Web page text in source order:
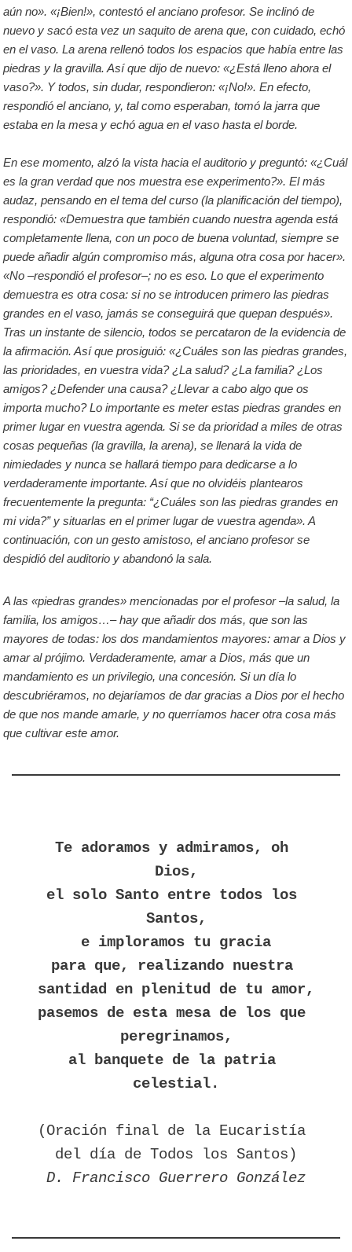
aún no». «¡Bien!», contestó el anciano profesor. Se inclinó de
nuevo y sacó esta vez un saquito de arena que, con cuidado, echó
en el vaso. La arena rellenó todos los espacios que había entre las
piedras y la gravilla. Así que dijo de nuevo: «¿Está lleno ahora el
vaso?». Y todos, sin dudar, respondieron: «¡No!». En efecto,
respondió el anciano, y, tal como esperaban, tomó la jarra que
estaba en la mesa y echó agua en el vaso hasta el borde.
En ese momento, alzó la vista hacia el auditorio y preguntó: «¿Cuál
es la gran verdad que nos muestra ese experimento?». El más
audaz, pensando en el tema del curso (la planificación del tiempo),
respondió: «Demuestra que también cuando nuestra agenda está
completamente llena, con un poco de buena voluntad, siempre se
puede añadir algún compromiso más, alguna otra cosa por hacer».
«No –respondió el profesor–; no es eso. Lo que el experimento
demuestra es otra cosa: si no se introducen primero las piedras
grandes en el vaso, jamás se conseguirá que quepan después».
Tras un instante de silencio, todos se percataron de la evidencia de
la afirmación. Así que prosiguió: «¿Cuáles son las piedras grandes,
las prioridades, en vuestra vida? ¿La salud? ¿La familia? ¿Los
amigos? ¿Defender una causa? ¿Llevar a cabo algo que os
importa mucho? Lo importante es meter estas piedras grandes en
primer lugar en vuestra agenda. Si se da prioridad a miles de otras
cosas pequeñas (la gravilla, la arena), se llenará la vida de
nimiedades y nunca se hallará tiempo para dedicarse a lo
verdaderamente importante. Así que no olvidéis plantearos
frecuentemente la pregunta: “¿Cuáles son las piedras grandes en
mi vida?” y situarlas en el primer lugar de vuestra agenda». A
continuación, con un gesto amistoso, el anciano profesor se
despidió del auditorio y abandonó la sala.
A las «piedras grandes» mencionadas por el profesor –la salud, la
familia, los amigos…– hay que añadir dos más, que son las
mayores de todas: los dos mandamientos mayores: amar a Dios y
amar al prójimo. Verdaderamente, amar a Dios, más que un
mandamiento es un privilegio, una concesión. Si un día lo
descubriéramos, no dejaríamos de dar gracias a Dios por el hecho
de que nos mande amarle, y no querríamos hacer otra cosa más
que cultivar este amor.
Te adoramos y admiramos, oh
Dios,
el solo Santo entre todos los
Santos,
e imploramos tu gracia
para que, realizando nuestra
santidad en plenitud de tu amor,
pasemos de esta mesa de los que
peregrinamos,
al banquete de la patria
celestial.
(Oración final de la Eucaristía
D. Francisco Guerrero González